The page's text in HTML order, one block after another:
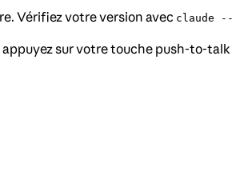
Vérifiez votre version avec claude
appuyez sur votre touche push-to-